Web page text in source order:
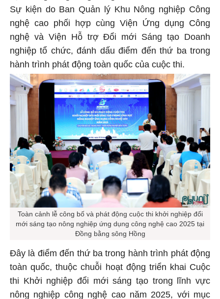
Sự kiện do Ban Quản lý Khu Nông nghiệp Công
nghệ cao phối hợp cùng Viện Ứng dụng Công
nghệ và Viện Hỗ trợ Đổi mới Sáng tạo Doanh
nghiệp tổ chức, đánh dấu điểm đến thứ ba trong
hành trình phát động toàn quốc của cuộc thi.
Toàn cảnh lễ công bố và phát động cuộc thi khởi nghiệp đổi
mới sáng tạo nông nghiệp ứng dụng công nghệ cao 2025 tại
Đồng bằng sông Hồng
Đây là điểm đến thứ ba trong hành trình phát động
toàn quốc, thuộc chuỗi hoạt động triển khai Cuộc
thi Khởi nghiệp đổi mới sáng tạo trong lĩnh vực
nông nghiệp công nghệ cao năm 2025, với mục